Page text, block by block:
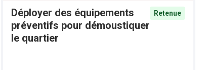
Déployer des équipements
préventifs pour démoustiquer
le quartier
Retenue